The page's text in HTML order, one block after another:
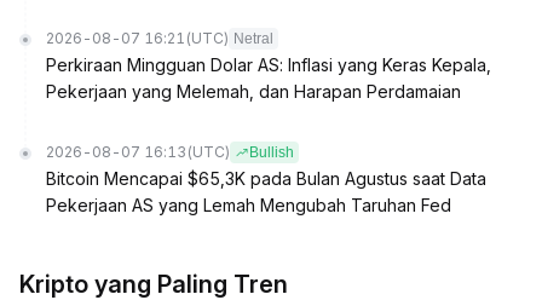
2026-08-07 16:21 (UTC) Netral
Perkiraan Mingguan Dolar AS: Inflasi yang Keras Kepala,
Pekerjaan yang Melemah, dan Harapan Perdamaian
2026-08-07 16:13 (UTC) Bullish
Bitcoin Mencapai $65,3K pada Bulan Agustus saat Data
Pekerjaan AS yang Lemah Mengubah Taruhan Fed
Kripto yang Paling Tren